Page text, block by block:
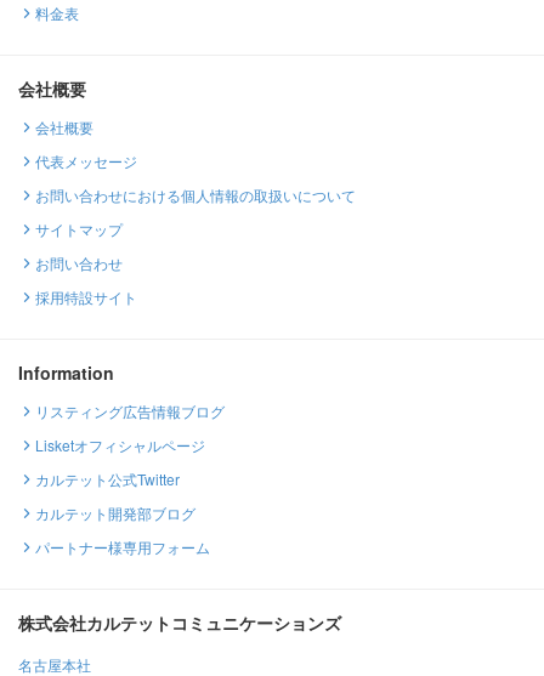
料金表
会社概要
会社概要
代表メッセージ
お問い合わせにおける個人情報の取扱いについて
サイトマップ
お問い合わせ
採用特設サイト
Information
リスティング広告情報ブログ
Lisketオフィシャルページ
カルテット公式Twitter
カルテット開発部ブログ
パートナー様専用フォーム
株式会社カルテットコミュニケーションズ
名古屋本社